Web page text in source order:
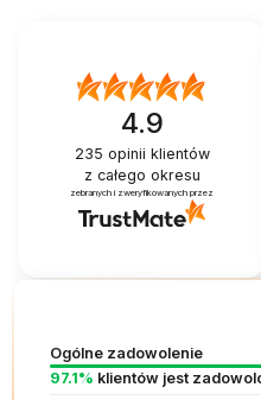
4.9
235 opinii klientów
z całego okresu
zebranych i zweryfikowanych przez
Ogólne zadowolenie
97.1% klientów jest